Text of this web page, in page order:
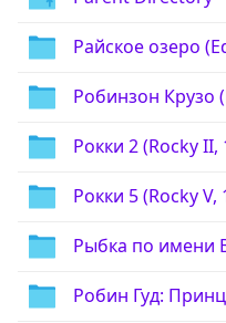
Райское озеро
Робинзон Крузо
Рокки 2 (Rocky II,
Рокки 5 (Rocky V,
Рыбка по имени
Робин Гуд: